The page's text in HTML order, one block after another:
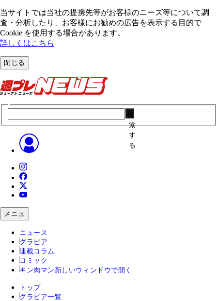
当サイトでは当社の提携先等がお客様のニーズ等について調
査・分析したり、お客様にお勧めの広告を表⽰する⽬的で
Cookie を使⽤する場合があります。
詳しくはこちら
閉じる
索
す
る
メニュ
ニュース
グラビア
連載コラム
コミック
キン肉マン 新しいウィンドウで開く
トップ
グラビア一覧